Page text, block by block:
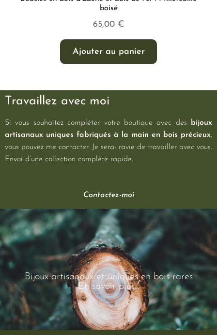
boisé
65,00 €
Ajouter au panier
Travaillez avec moi
Si vous souhaitez compléter votre boutique avec des bijoux
artisanaux uniques fabriqués à la main en bois précieux,
vous pouvez me contacter. Je serai ravie de travailler avec vous.
Envoi d’une collection complète rapide.
Contactez-moi
Bijoux artisanaux et uniques en bois rares
En savoir plus...